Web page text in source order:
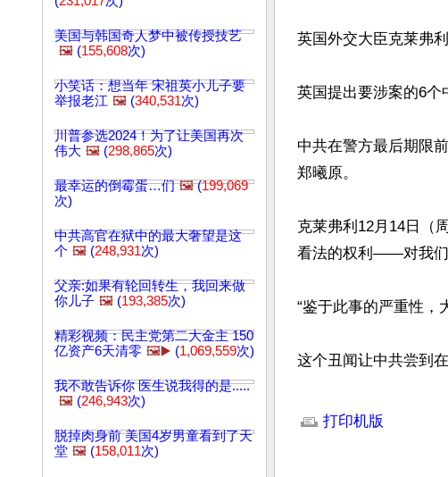
美国与韩国奇人梦中被传授技艺
🖼️ (155,608次)
小笑话：想当年 宋祖英小儿子要
举报老江 🖼️ (340,531次)
川普参选2024！为了让美国再次
伟大 🖼️ (298,865次)
最幸运的倒霉蛋…们 🖼️(199,069
次)
中共高官在狱中的最大奢望是这
个 🖼️ (248,931次)
父亲:如果有轮回转生，我回来做
你儿子 🖼️ (193,385次)
精彩视频：民主党第二大金主 150
亿资产6天清零 🖼️▶️ (1,069,559次)
我不敢告诉你 医生说我得的是.....
🖼️ (246,943次)
脱掉肉身前 美国4岁男童看到了天
堂 🖼️ (158,011次)
英国外交大臣克莱弗
英国提出要涉案的6个
中共在警方最后期限
郑曦原。
克莱弗利12月14日（
看法的权利——对我们
“鉴于此事的严重性，
这个丑闻让中共尝到
打印机版